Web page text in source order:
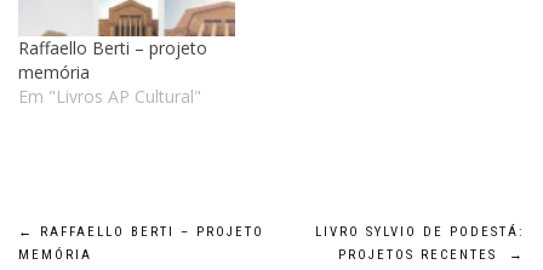
Raffaello Berti – projeto
memória
Em "Livros AP Cultural"
Navegação
←
RAFFAELLO BERTI – PROJETO
MEMÓRIA
LIVRO SYLVIO DE PODESTÁ:
PROJETOS RECENTES
→